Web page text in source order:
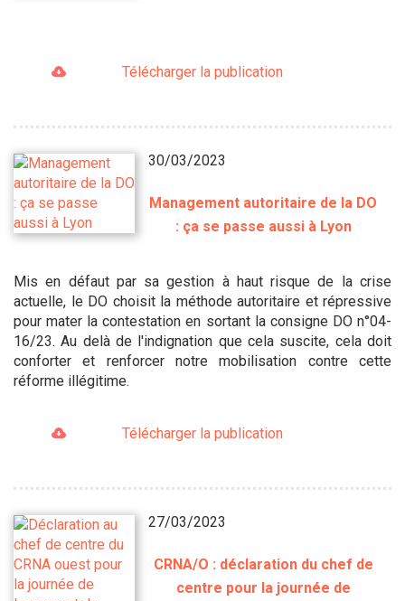
Télécharger la publication
30/03/2023
Management autoritaire de la DO
: ça se passe aussi à Lyon
Mis en défaut par sa gestion à haut risque de la crise
actuelle, le DO choisit la méthode autoritaire et répressive
pour mater la contestation en sortant la consigne DO n°04-
16/23. Au delà de l'indignation que cela suscite, cela doit
conforter et renforcer notre mobilisation contre cette
réforme illégitime.
Télécharger la publication
27/03/2023
CRNA/O : déclaration du chef de
centre pour la journée de